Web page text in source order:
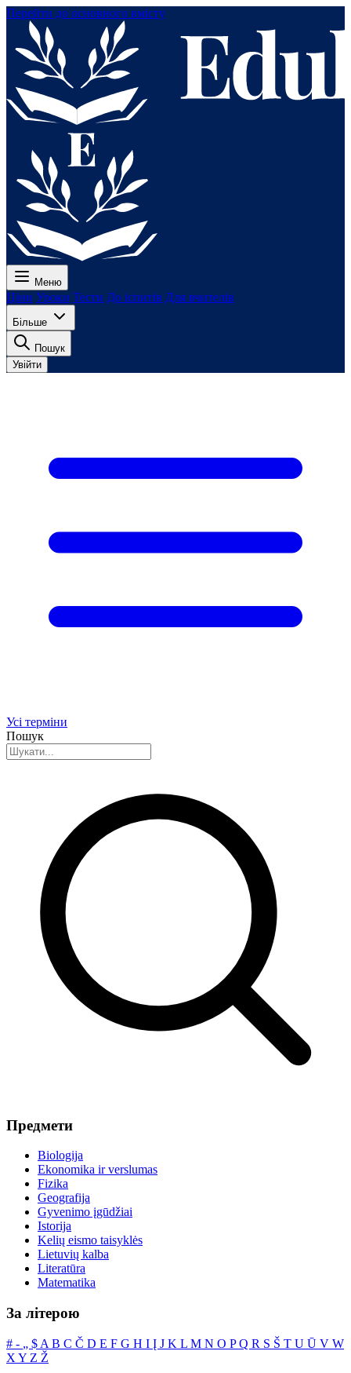
Перейти до основного вмісту
Меню
Ціни Уроки Тести До іспитів Для вчителів
Більше
Пошук
Увійти
Усі терміни
Пошук
Предмети
Biologija
Ekonomika ir verslumas
Fizika
Geografija
Gyvenimo įgūdžiai
Istorija
Kelių eismo taisyklės
Lietuvių kalba
Literatūra
Matematika
За літерою
# ‐ „ $ A B C Č D E F G H I Į J K L M N O PQ R S Š T U Ū V W
X Y Z Ž